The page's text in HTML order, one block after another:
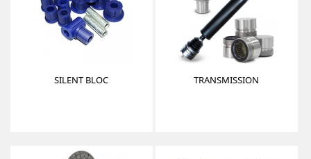
SILENT BLOC TRANSMISSION